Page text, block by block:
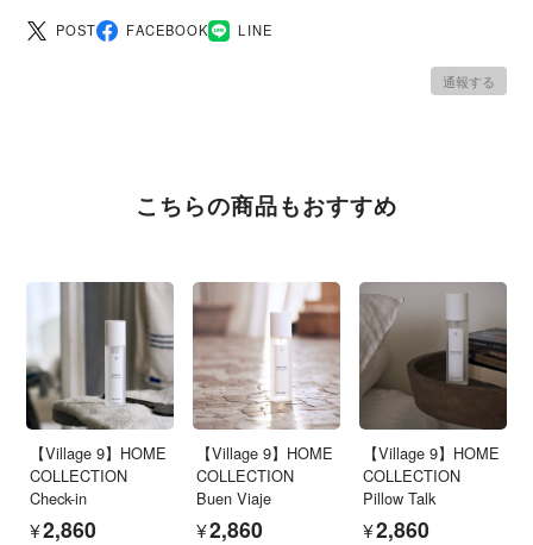
POST FACEBOOK LINE
通報する
こちらの商品もおすすめ
【Village 9】HOME
COLLECTION
Check-in
¥2,860
【Village 9】HOME
COLLECTION
Buen Viaje
¥2,860
【Village 9】HOME
COLLECTION
Pillow Talk
¥2,860